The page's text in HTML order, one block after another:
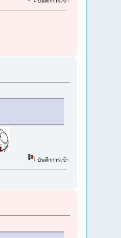
บันทึกการเข้า